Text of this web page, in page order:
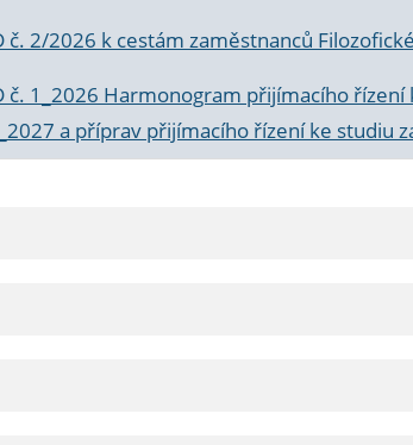
č. 2/2026 k cestám zaměstnanců
č. 1_2026 Harmonogram přijímacího
a příprav přijímacího řízení ke studiu